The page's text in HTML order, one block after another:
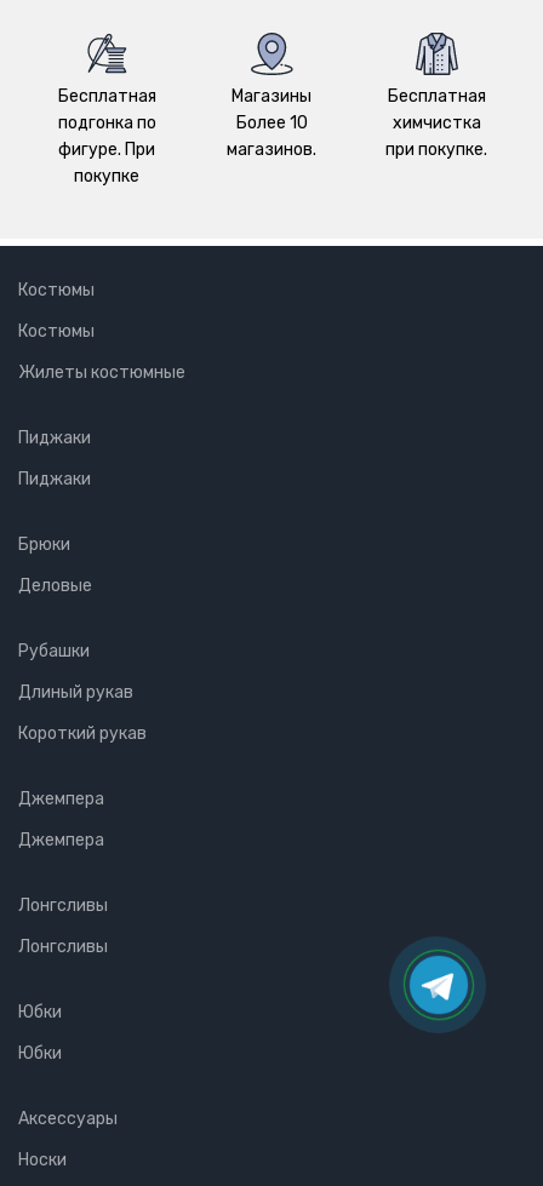
Бесплатная
подгонка по
фигуре. При
покупке
Магазины
Более 10
магазинов.
Бесплатная
химчистка
при покупке.
Костюмы
Костюмы
Жилеты костюмные
Пиджаки
Пиджаки
Брюки
Деловые
Рубашки
Длиный рукав
Короткий рукав
Джемпера
Джемпера
Лонгсливы
Лонгсливы
Юбки
Юбки
Аксессуары
Носки